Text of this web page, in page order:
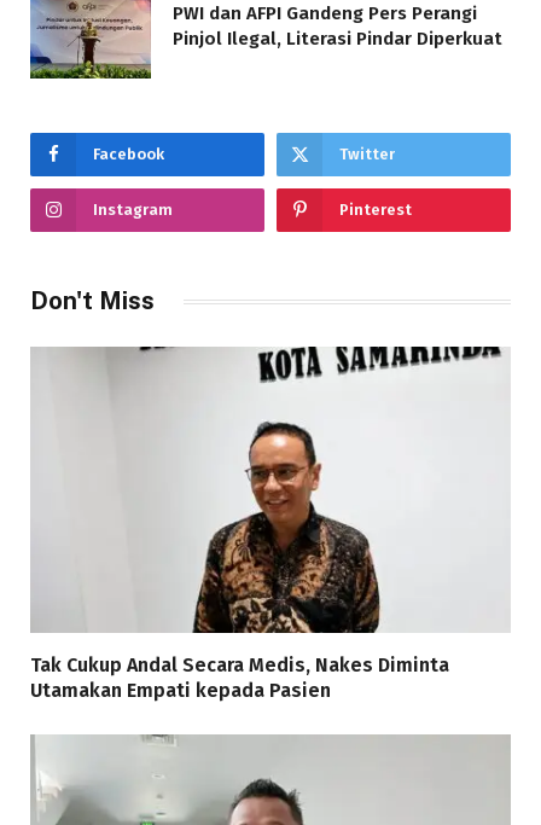
PWI dan AFPI Gandeng Pers Perangi
Pinjol Ilegal, Literasi Pindar Diperkuat
Facebook Twitter
Instagram Pinterest
Don't Miss
Tak Cukup Andal Secara Medis, Nakes Diminta
Utamakan Empati kepada Pasien